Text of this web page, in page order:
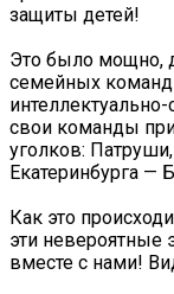
защиты детей!
Это было мощно,
семейных команд
свои команды
уголков:
Екатеринбурга —
Как это
эти невероятные
вместе с нами!